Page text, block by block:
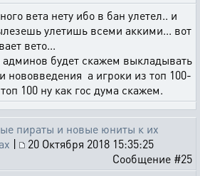
вета нету ибо в бан улетел.. и
улетишь всеми аккими... вот
вето...
будет скажем выкладывать
а игроки из топ 100-
100 ну как гос дума скажем.
пираты и новые юниты к их
|
20 Октября 2018 15:35:25
Сообщение #25